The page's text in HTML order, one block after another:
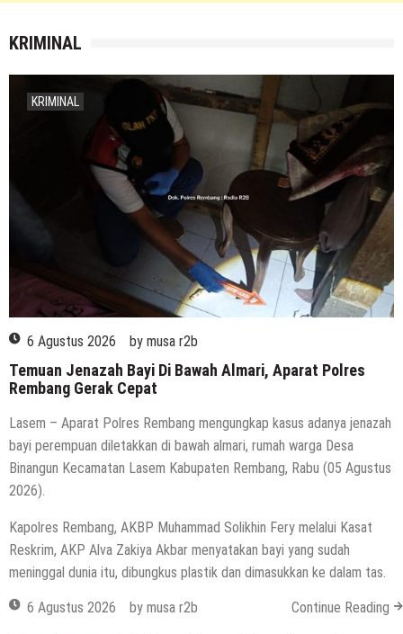
KRIMINAL
KRIMINAL
6 Agustus 2026 by musa r2b
Temuan Jenazah Bayi Di Bawah Almari, Aparat Polres
Rembang Gerak Cepat
Lasem – Aparat Polres Rembang mengungkap kasus adanya jenazah
bayi perempuan diletakkan di bawah almari, rumah warga Desa
Binangun Kecamatan Lasem Kabupaten Rembang, Rabu (05 Agustus
2026).
Kapolres Rembang, AKBP Muhammad Solikhin Fery melalui Kasat
Reskrim, AKP Alva Zakiya Akbar menyatakan bayi yang sudah
meninggal dunia itu, dibungkus plastik dan dimasukkan ke dalam tas.
6 Agustus 2026 by musa r2b Continue Reading